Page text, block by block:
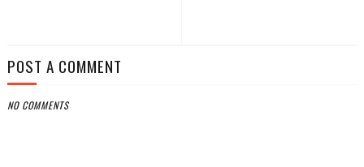
POST A COMMENT
NO COMMENTS